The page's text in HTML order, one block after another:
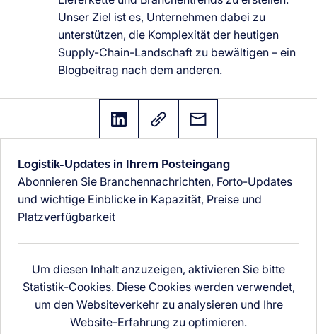
Unser Ziel ist es, Unternehmen dabei zu
unterstützen, die Komplexität der heutigen
Supply-Chain-Landschaft zu bewältigen – ein
Blogbeitrag nach dem anderen.
Logistik-Updates in Ihrem Posteingang
Abonnieren Sie Branchennachrichten, Forto-Updates
und wichtige Einblicke in Kapazität, Preise und
Platzverfügbarkeit
Um diesen Inhalt anzuzeigen, aktivieren Sie bitte
Statistik-Cookies. Diese Cookies werden verwendet,
um den Websiteverkehr zu analysieren und Ihre
Website-Erfahrung zu optimieren.